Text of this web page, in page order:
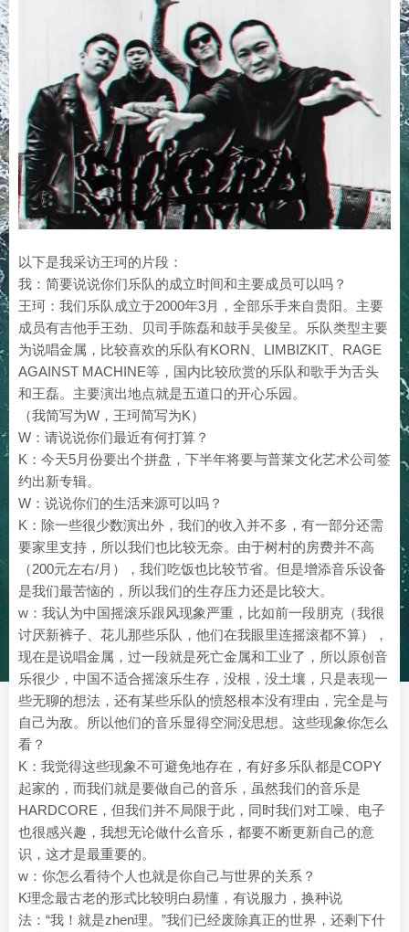
以下是我采访王珂的片段：
我：简要说说你们乐队的成立时间和主要成员可以吗？
王珂：我们乐队成立于2000年3月，全部乐手来自贵阳。主要
成员有吉他手王劲、贝司手陈磊和鼓手吴俊呈。乐队类型主要
为说唱金属，比较喜欢的乐队有KORN、LIMBIZKIT、RAGE
AGAINST MACHINE等，国内比较欣赏的乐队和歌手为舌头
和王磊。主要演出地点就是五道口的开心乐园。
（我简写为W，王珂简写为K）
W：请说说你们最近有何打算？
K：今天5月份要出个拼盘，下半年将要与普莱文化艺术公司签
约出新专辑。
W：说说你们的生活来源可以吗？
K：除一些很少数演出外，我们的收入并不多，有一部分还需
要家里支持，所以我们也比较无奈。由于树村的房费并不高
（200元左右/月），我们吃饭也比较节省。但是增添音乐设备
是我们最苦恼的，所以我们的生存压力还是比较大。
w：我认为中国摇滚乐跟风现象严重，比如前一段朋克（我很
讨厌新裤子、花儿那些乐队，他们在我眼里连摇滚都不算），
现在是说唱金属，过一段就是死亡金属和工业了，所以原创音
乐很少，中国不适合摇滚乐生存，没根，没土壤，只是表现一
些无聊的想法，还有某些乐队的愤怒根本没有理由，完全是与
自己为敌。所以他们的音乐显得空洞没思想。这些现象你怎么
看？
K：我觉得这些现象不可避免地存在，有好多乐队都是COPY
起家的，而我们就是要做自己的音乐，虽然我们的音乐是
HARDCORE，但我们并不局限于此，同时我们对工噪、电子
也很感兴趣，我想无论做什么音乐，都要不断更新自己的意
识，这才是最重要的。
w：你怎么看待个人也就是你自己与世界的关系？
K理念最古老的形式比较明白易懂，有说服力，换种说
法：“我！就是zhen理。”我们已经废除真正的世界，还剩下什